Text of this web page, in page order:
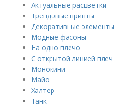
Актуальные расцветки
Трендовые принты
Декоративные элементы
Модные фасоны
На одно плечо
С открытой линией плеч
Монокини
Майо
Халтер
Танк